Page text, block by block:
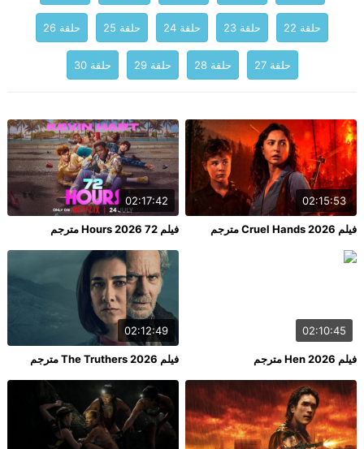
حلقة 22 حلقة 23 حلقة 24 حلقة 25 حلقة 26
حلقة 27 حلقة 28 حلقة 29 حلقة 30
02:15:53
فيلم Cruel Hands 2026 مترجم
02:17:42
فيلم 72 Hours 2026 مترجم
02:10:45
فيلم Hen 2026 مترجم
02:12:49
فيلم The Truthers 2026 مترجم